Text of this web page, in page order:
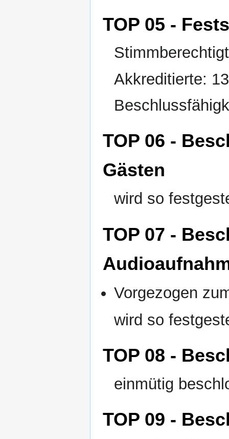
TOP 05 -
Akkreditierte: 13
TOP 06 -
Gästen
wird so
TOP 07 -
Vorgezogen
wird so
TOP 08 -
einmütig
TOP 09 -